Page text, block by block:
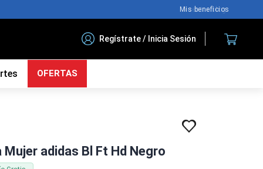
Nuestro blog
Regístrate / Inicia Sesión
OFERTAS
Mujer adidas Bl Ft Hd Negro